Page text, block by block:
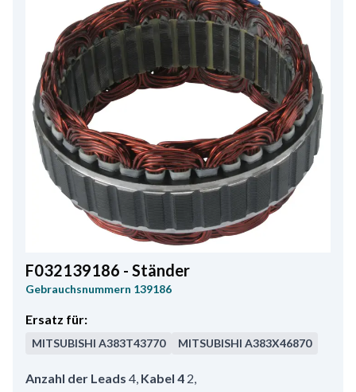
F032139186 - Ständer
Gebrauchsnummern 139186
Ersatz für:
MITSUBISHI A383T43770 MITSUBISHI A383X46870
Anzahl der Leads 4, Kabel 4 2,